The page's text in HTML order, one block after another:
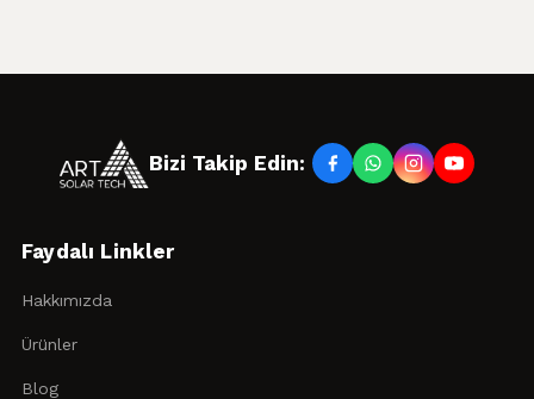
Bizi Takip Edin:
Faydalı Linkler
Hakkımızda
Ürünler
Blog